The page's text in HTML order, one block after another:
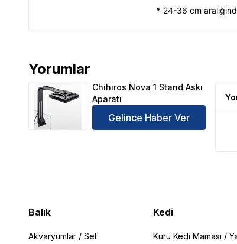
* 24-36 cm
Yorumlar
Chihiros Nova 1 Stand Askı Aparatı Ürün
Chihiros Nova 1 Stand Askı
Aparatı
Gelince Haber Ver
Balık
Akvaryumlar / Set
Kedi
Kuru Kedi Maması /